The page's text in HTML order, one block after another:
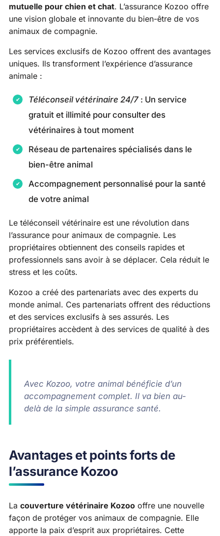
mutuelle pour chien et chat. L’assurance Kozoo offre
une vision globale et innovante du bien-être de vos
animaux de compagnie.
Les services exclusifs de Kozoo offrent des avantages
uniques. Ils transforment l’expérience d’assurance
animale :
Téléconseil vétérinaire 24/7 : Un service
gratuit et illimité pour consulter des
vétérinaires à tout moment
Réseau de partenaires spécialisés dans le
bien-être animal
Accompagnement personnalisé pour la santé
de votre animal
Le téléconseil vétérinaire est une révolution dans
l’assurance pour animaux de compagnie. Les
propriétaires obtiennent des conseils rapides et
professionnels sans avoir à se déplacer. Cela réduit le
stress et les coûts.
Kozoo a créé des partenariats avec des experts du
monde animal. Ces partenariats offrent des réductions
et des services exclusifs à ses assurés. Les
propriétaires accèdent à des services de qualité à des
prix préférentiels.
Avec Kozoo, votre animal bénéficie d’un
accompagnement complet. Il va bien au-
delà de la simple assurance santé.
Avantages et points forts de
l’assurance Kozoo
La couverture vétérinaire Kozoo offre une nouvelle
façon de protéger vos animaux de compagnie. Elle
apporte la paix d’esprit aux propriétaires. Cette